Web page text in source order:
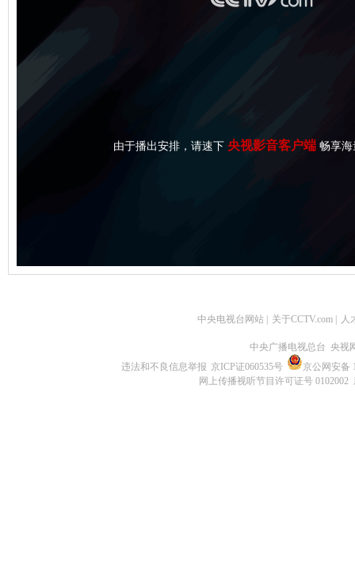
由于播出安排，请速下央视影音客户端 畅享
中央电视台网站 关于CCTV.com 人
中央广播电视总台 央视
违法和不良信息举报 京ICP证060535号
京公网安备
网上传播视听节目许可证号 0102002